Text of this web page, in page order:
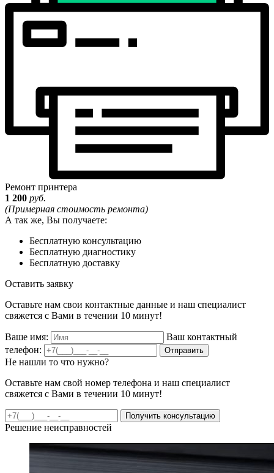
Ремонт принтера
1 200 руб.
(Примерная стоимость ремонта)
А так же, Вы получаете:
Бесплатную консультацию
Бесплатную диагностику
Бесплатную доставку
Оставить заявку
Оставьте нам свои контактные данные и наш специалист
свяжется с Вами в течении 10 минут!
Ваше имя:
Ваш контактный
телефон:
Отправить
Не нашли то что нужно?
Оставьте нам свой номер телефона и наш специалист
свяжется с Вами в течении 10 минут!
Получить консультацию
Решение неисправностей